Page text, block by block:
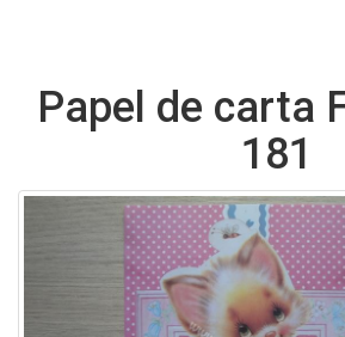
Papel de carta
181